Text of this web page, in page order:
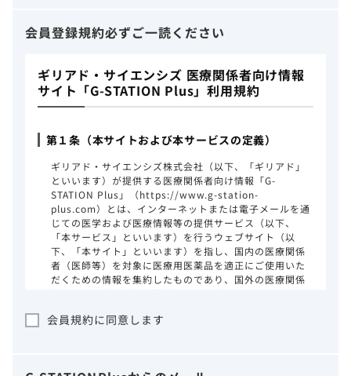
会員登録規約必ずご一読ください
ギリアド・サイエンシズ 医療関係者向け情報
サイト「G-STATION Plus」利用規約
第１条（本サイトおよび本サービスの定義）
ギリアド・サイエンシズ株式会社（以下、「ギリアド」
といいます）が提供する医療関係者向け情報「G-
STATION Plus」（https://www.g-station-
plus.com）とは、インターネットまたは電子メールを通
じての医学および医療情報等の提供サービス（以下、
「本サービス」といいます）を行うウェブサイト（以
下、「本サイト」といいます）を指し、国内の医療関係
者（医師等）を対象に医療用医薬品を適正にご使用いた
だくための情報を集約したものであり、国外の医療関係
事項をご熟読いただき、同意された場合のみご利用くだ
ギリアドは、本サイトのコンテンツについて
会員規約に同意します